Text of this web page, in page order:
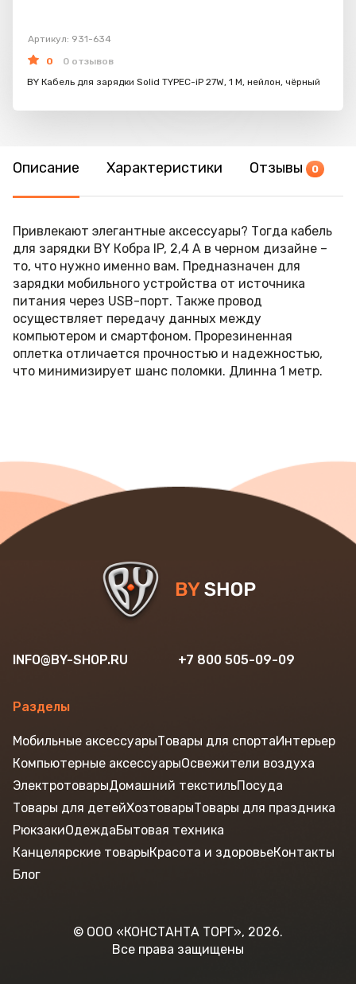
Артикул: 931-634
0
0 отзывов
BY Кабель для зарядки Solid TYPEC-iP 27W, 1 M, нейлон, чёрный
Описание Характеристики Отзывы 0
Привлекают элегантные аксессуары? Тогда кабель
для зарядки BY Кобра IP, 2,4 А в черном дизайне –
то, что нужно именно вам. Предназначен для
зарядки мобильного устройства от источника
питания через USB-порт. Также провод
осуществляет передачу данных между
компьютером и смартфоном. Прорезиненная
оплетка отличается прочностью и надежностью,
что минимизирует шанс поломки. Длинна 1 метр.
INFO@BY-SHOP.RU +7 800 505-09-09
Разделы
© ООО «КОНСТАНТА ТОРГ», 2026.
Все права защищены
Мобильные аксессуарыТовары для спортаИнтерьер
Компьютерные аксессуарыОсвежители воздуха
ЭлектротоварыДомашний текстильПосуда
Товары для детейХозтоварыТовары для праздника
РюкзакиОдеждаБытовая техника
Канцелярские товарыКрасота и здоровьеКонтакты
Блог